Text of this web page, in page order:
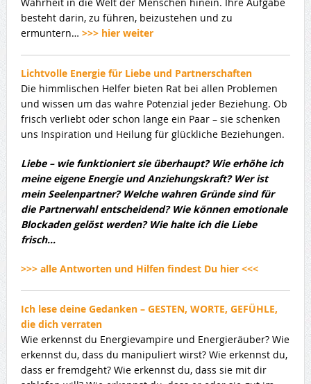
besteht darin, zu führen, beizustehen und zu
ermuntern… >>> hier weiter
Lichtvolle Energie für Liebe und Partnerschaften
Die himmlischen Helfer bieten Rat bei allen Problemen
und wissen um das wahre Potenzial jeder Beziehung. Ob
frisch verliebt oder schon lange ein Paar – sie schenken
uns Inspiration und Heilung für glückliche Beziehungen.
Liebe – wie funktioniert sie überhaupt? Wie erhöhe ich
meine eigene Energie und Anziehungskraft? Wer ist
mein Seelenpartner? Welche wahren Gründe sind für
die Partnerwahl entscheidend? Wie können emotionale
Blockaden gelöst werden? Wie halte ich die Liebe
frisch…
>>> alle Antworten und Hilfen findest Du hier <<<
Ich lese deine Gedanken – GESTEN, WORTE, GEFÜHLE,
die dich verraten
Wie erkennst du Energievampire und Energieräuber? Wie
erkennst du, dass du manipuliert wirst? Wie erkennst du,
dass er fremdgeht? Wie erkennst du, dass sie mit dir